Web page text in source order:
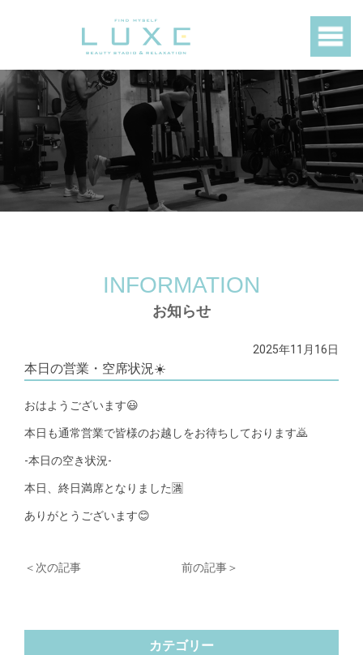
INFORMATION
お知らせ
本日の営業・空席状況☀️
2025年11月16日
おはようございます😃
本日も通常営業で皆様のお越しをお待ちしております🙇
-本日の空き状況-
本日、終日満席となりました🈵
ありがとうございます😊
＜次の記事 前の記事＞
カテゴリー